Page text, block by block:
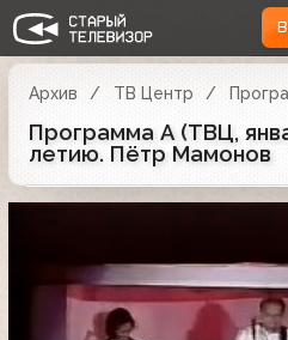
Архив ТВ Центр
Программа А (ТВЦ,
летию. Пётр Мамонов